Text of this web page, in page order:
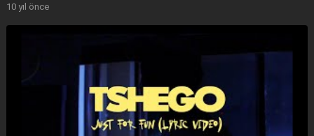
10 yıl önce